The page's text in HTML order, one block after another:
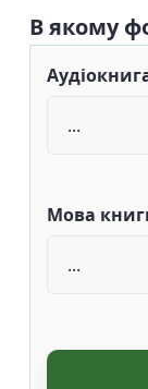
В якому
Мова